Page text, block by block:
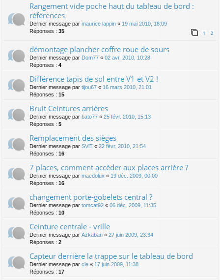
Rangement vide poche haut du tableau de bord :
références
Dernier message par maurice lappin « 19 mai 2010, 18:09
Réponses : 35 1 2
démontage plancher coffre roue de sours
Dernier message par Dom77 « 02 avr. 2010, 10:28
Réponses : 4
Différence tapis de sol entre V1 et V2 !
Dernier message par tijou67 « 16 mars 2010, 21:01
Réponses : 15
Bruit Ceintures arrières
Dernier message par bato77 « 25 févr. 2010, 15:13
Réponses : 5
Remplacement des sièges
Dernier message par SViT « 22 févr. 2010, 21:54
Réponses : 16
7 places, comment accèder aux places arrière ?
Dernier message par macdolux « 19 déc. 2009, 00:00
Réponses : 16
changement porte-gobelets central ?
Dernier message par tomcat92 « 06 déc. 2009, 11:35
Réponses : 10
Ceinture centrale - vrille
Dernier message par Azkaban « 27 juin 2009, 23:34
Réponses : 2
Capteur derrière la trappe sur le tableau de bord
Dernier message par cle « 17 juin 2009, 11:38
Réponses : 17